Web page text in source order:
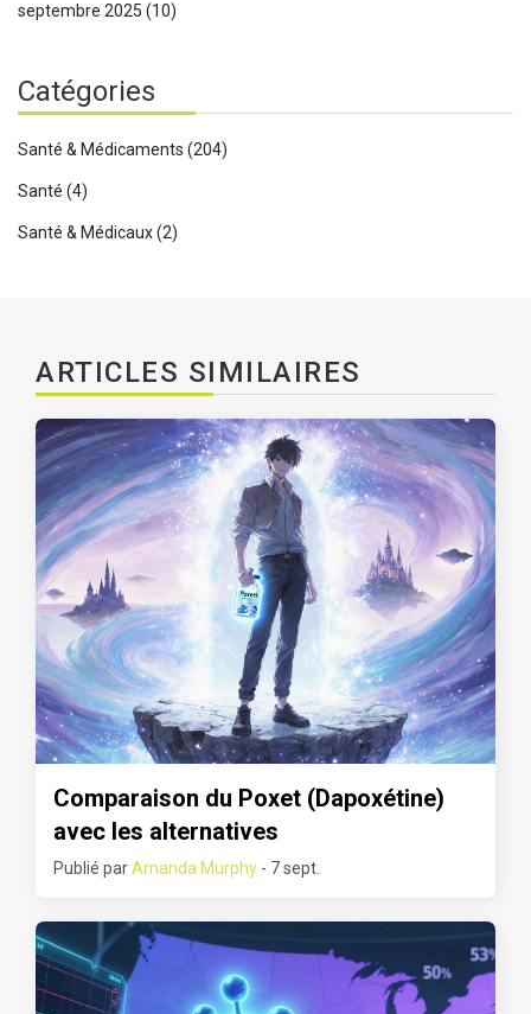
septembre 2025 (10)
Catégories
Santé & Médicaments (204)
Santé (4)
Santé & Médicaux(2)
ARTICLES SIMILAIRES
Comparaison du Poxet (Dapoxétine)
avec les alternatives
Publié parAmanda Murphy - 7 sept.